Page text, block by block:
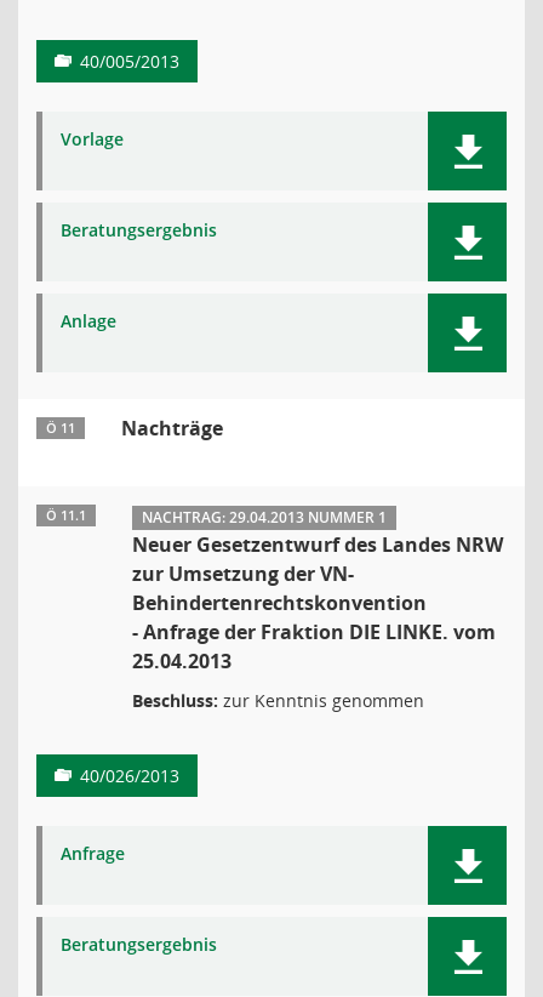
40/005/2013
Vorlage
Beratungsergebnis
Anlage
Ö 11 Nachträge
Ö 11.1 NACHTRAG: 29.04.2013 NUMMER 1
Neuer Gesetzentwurf des Landes NRW
zur Umsetzung der VN-
Behindertenrechtskonvention
- Anfrage der Fraktion DIE LINKE. vom
25.04.2013
Beschluss: zur Kenntnis genommen
40/026/2013
Anfrage
Beratungsergebnis